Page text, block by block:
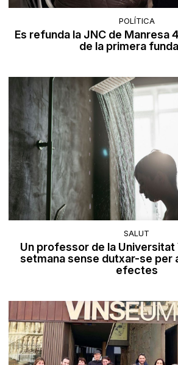
POLÍTICA
Es refunda la JNC de Manresa
de la primera
SALUT
Un professor de la Universitat
setmana sense dutxar-se per
efectes